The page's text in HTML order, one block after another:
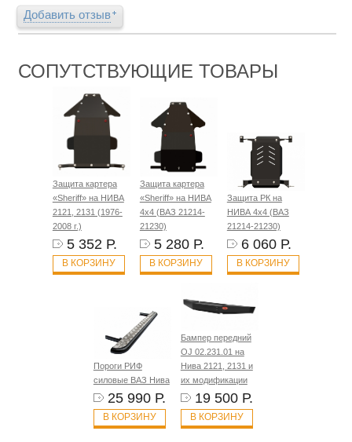
Добавить отзыв
СОПУТСТВУЮЩИЕ ТОВАРЫ
Защита картера
«Sheriff» на НИВА
2121, 2131 (1976-
2008 г.)
5 352 Р.
В КОРЗИНУ
Защита картера
«Sheriff» на НИВА
4x4 (ВАЗ 21214-
21230)
5 280 Р.
В КОРЗИНУ
Защита РК на
НИВА 4x4 (ВАЗ
21214-21230)
6 060 Р.
В КОРЗИНУ
Пороги РИФ
силовые ВАЗ Нива
25 990 Р.
В КОРЗИНУ
Бампер передний
OJ 02.231.01 на
Нива 2121, 2131 и
их модификации
19 500 Р.
В КОРЗИНУ